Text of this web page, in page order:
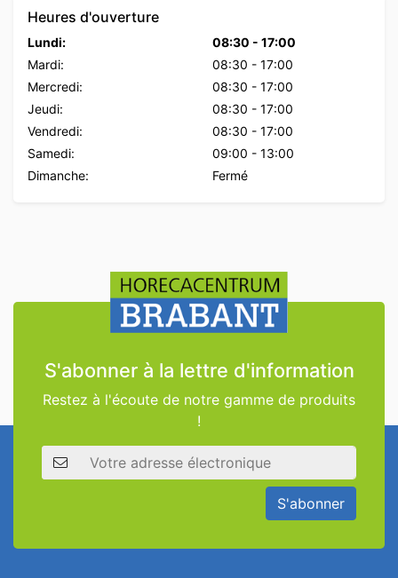
Heures d'ouverture
Lundi: 08:30 - 17:00
Mardi:
08:30 - 17:00
Mercredi:
08:30 - 17:00
Jeudi:
08:30 - 17:00
Vendredi:
08:30 - 17:00
Samedi:
09:00 - 13:00
Dimanche:
Fermé
S'abonner à la lettre d'information
Restez à l'écoute de notre gamme de produits
!
Adresse électronique
S'abonner